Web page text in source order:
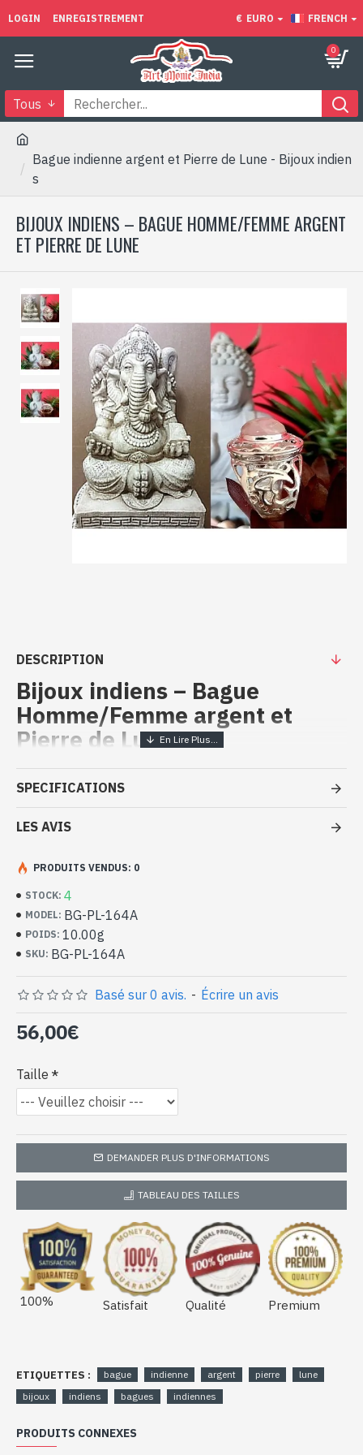
LOGIN ENREGISTREMENT € EURO FRENCH
0
Tous
Bague indienne argent et Pierre de Lune - Bijoux indien
s
BIJOUX INDIENS – BAGUE HOMME/FEMME ARGENT
ET PIERRE DE LUNE
DESCRIPTION
Bijoux indiens – Bague
Homme/Femme argent et
Pierre de Lune
Bijoux indiens artisanaux - Bague
argent massif et Pierre de Lune
- Bague en argent véritable 925/1000
- Pierre sertie, en cabochon, forme ronde
- Livrée avec un petit sac artisanal
Bague indienne argent et Pierre de
Lune naturelle de forme ronde (BG-
PL-164A)
SPECIFICATIONS
LES AVIS
STOCK: 4
MODEL: BG-PL-164A
POIDS: 10.00g
SKU: BG-PL-164A
PRODUITS VENDUS: 0
Basé sur 0 avis. - Écrire un avis
56,00€
Taille
DEMANDER PLUS D'INFORMATIONS
TABLEAU DES TAILLES
100% Satisfait Qualité Premium
ETIQUETTES : bague indienne argent pierre
lune
bijoux
indiens bagues indiennes
PRODUITS CONNEXES